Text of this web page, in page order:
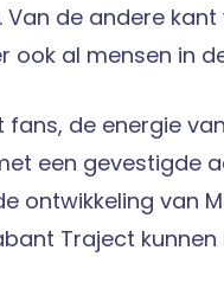
Van de andere
ook al mensen in
de energie
een gevestigde
ontwikkeling van
Traject kunnen